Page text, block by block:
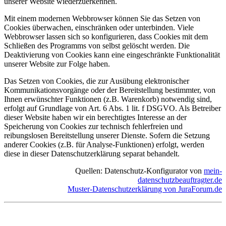
Mit einem modernen Webbrowser können Sie das Setzen von
Cookies überwachen, einschränken oder unterbinden. Viele
Webbrowser lassen sich so konfigurieren, dass Cookies mit dem
Schließen des Programms von selbst gelöscht werden. Die
Deaktivierung von Cookies kann eine eingeschränkte Funktionalität
unserer Website zur Folge haben.
Das Setzen von Cookies, die zur Ausübung elektronischer
Kommunikationsvorgänge oder der Bereitstellung bestimmter, von
Ihnen erwünschter Funktionen (z.B. Warenkorb) notwendig sind,
erfolgt auf Grundlage von Art. 6 Abs. 1 lit. f DSGVO. Als Betreiber
dieser Website haben wir ein berechtigtes Interesse an der
Speicherung von Cookies zur technisch fehlerfreien und
reibungslosen Bereitstellung unserer Dienste. Sofern die Setzung
anderer Cookies (z.B. für Analyse-Funktionen) erfolgt, werden
diese in dieser Datenschutzerklärung separat behandelt.
Quellen: Datenschutz-Konfigurator von mein-
datenschutzbeauftragter.de
Muster-Datenschutzerklärung von JuraForum.de